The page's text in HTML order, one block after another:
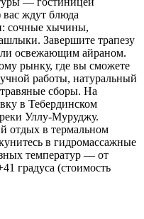
вас ждут блюда
сочные хычины,
Завершите трапезу
освежающим айраном.
рынку, где вы сможете
работы, натуральный
сборы. На
в Тебердинском
Уллу-Муруджу.
отдых в термальном
в гидромассажные
температур — от
градуса (стоимость